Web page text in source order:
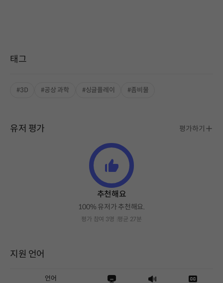
태그
#3D #공상 과학 #싱글플레이 #좀비물
유저 평가 평가하기
추천해요
100% 유저가 추천해요.
평가 참여 3명 평균 27분
지원 언어
언어